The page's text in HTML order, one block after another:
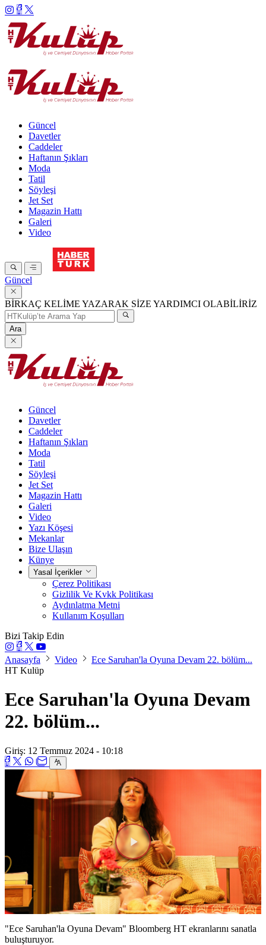
Güncel
Davetler
Caddeler
Haftanın Şıkları
Moda
Tatil
Söyleşi
Jet Set
Magazin Hattı
Galeri
Video
Güncel
BİRKAÇ KELİME YAZARAK SİZE YARDIMCI OLABİLİRİZ
Ara
Güncel
Davetler
Caddeler
Haftanın Şıkları
Moda
Tatil
Söyleşi
Jet Set
Magazin Hattı
Galeri
Video
Yazı Köşesi
Mekanlar
Bize Ulaşın
Künye
Yasal İçerikler
Çerez Politikası
Gizlilik Ve Kvkk Politikası
Aydınlatma Metni
Kullanım Koşulları
Bizi Takip Edin
Anasayfa Video
Ece Saruhan'la Oyuna Devam 22. bölüm...
HT Kulüp
Ece Saruhan'la Oyuna Devam
22. bölüm...
Giriş: 12 Temmuz 2024 - 10:18
Videoyu
Oynat
"Ece Saruhan'la Oyuna Devam" Bloomberg HT ekranlarını sanatla
buluşturuyor.